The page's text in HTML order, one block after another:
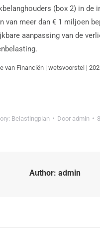
(box 2) in de
van meer dan € 1 miljoen
aanpassing van de
van Financiën | wetsvoorstel |
Belastingplan Door admin
Author: admin